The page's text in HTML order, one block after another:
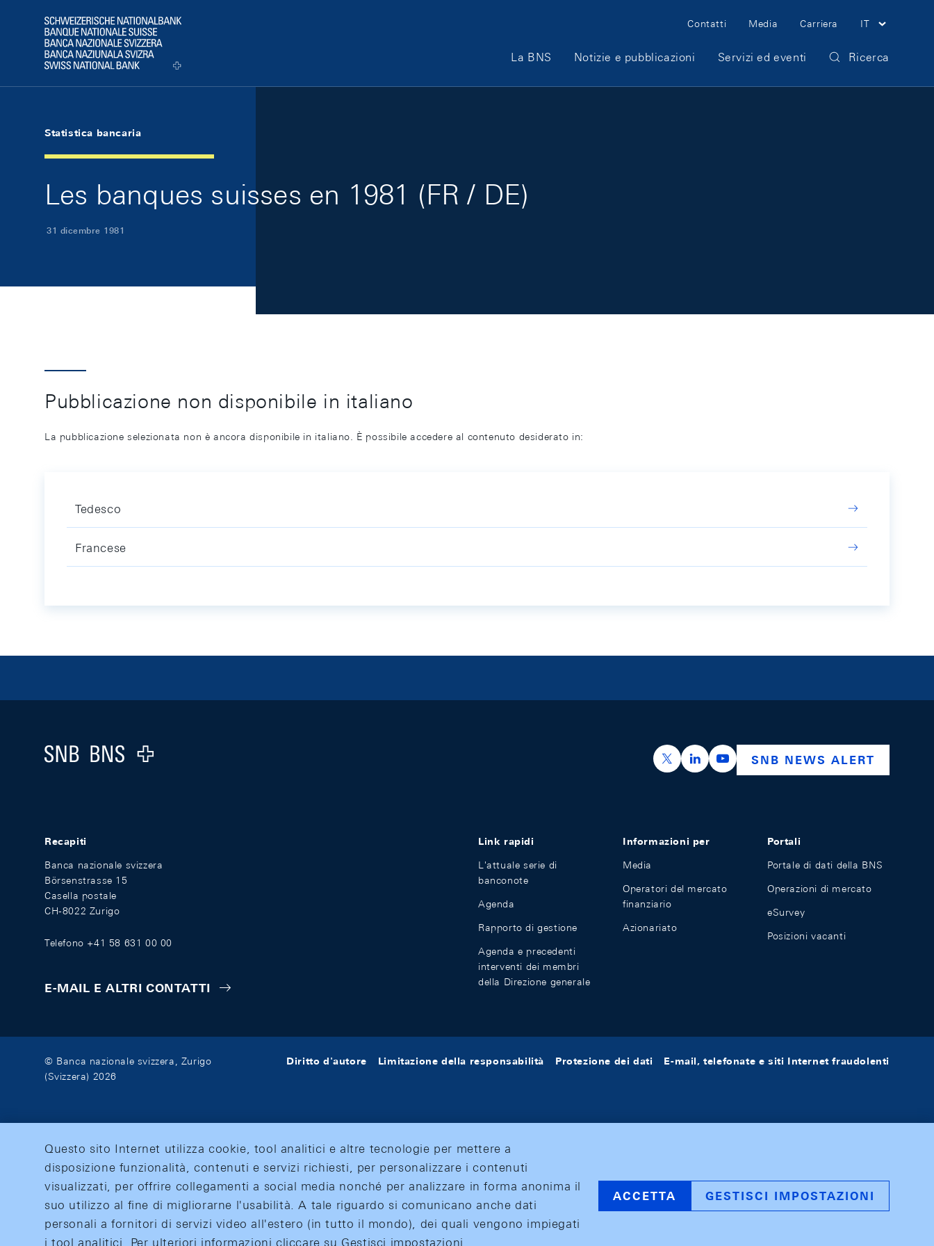
Logo
Meta Navigation
Contatti Media Carriera IT
Main Navigation
La BNS Notizie e pubblicazioni Servizi ed eventi Ricerca
Statistica bancaria
Les banques suisses en 1981 (FR / DE)
31 dicembre 1981
Pubblicazione non disponibile in italiano
La pubblicazione selezionata non è ancora disponibile in italiano. È possibile accedere al contenuto desiderato in:
Tedesco
Francese
Logo
https://x.com/snb_bns
https://ch.linkedin.com/company/swiss-
https://www.youtube.com/
SNB NEWS ALERT
Recapiti
Banca nazionale svizzera
Börsenstrasse 15
Casella postale
CH-8022 Zurigo
Telefono +41 58 631 00 00
E-MAIL E ALTRI CONTATTI
Link rapidi
L'attuale serie di
banconote
Agenda
Rapporto di gestione
Agenda e precedenti
interventi dei membri
della Direzione generale
Informazioni per
Media
Operatori del mercato
finanziario
Azionariato
Portali
Portale di dati della BNS
Operazioni di mercato
eSurvey
Posizioni vacanti
© Banca nazionale svizzera, Zurigo
(Svizzera) 2026
Diritto d'autore Limitazione della responsabilità Protezione dei dati E-mail, telefonate e siti Internet fraudolenti
Questo sito Internet utilizza cookie, tool analitici e altre tecnologie per mettere a
disposizione funzionalità, contenuti e servizi richiesti, per personalizzare i contenuti
visualizzati, per offrire collegamenti a social media nonché per analizzare in forma anonima il
suo utilizzo al fine di migliorarne l'usabilità. A tale riguardo si comunicano anche dati
personali a fornitori di servizi video all'estero (in tutto il mondo), dei quali vengono impiegati
i tool analitici. Per ulteriori informazioni cliccare su Gestisci impostazioni.
ACCETTA GESTISCI IMPOSTAZIONI